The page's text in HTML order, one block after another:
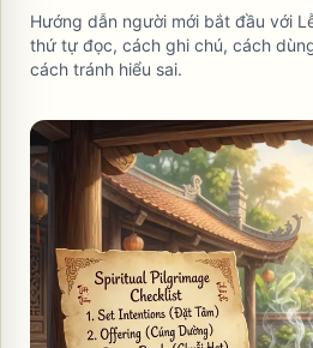
Hướng dẫn người mới bắt đầu với
thứ tự đọc, cách ghi chú, cách
cách tránh hiểu sai.